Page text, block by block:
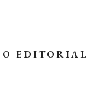
EDITORIAL